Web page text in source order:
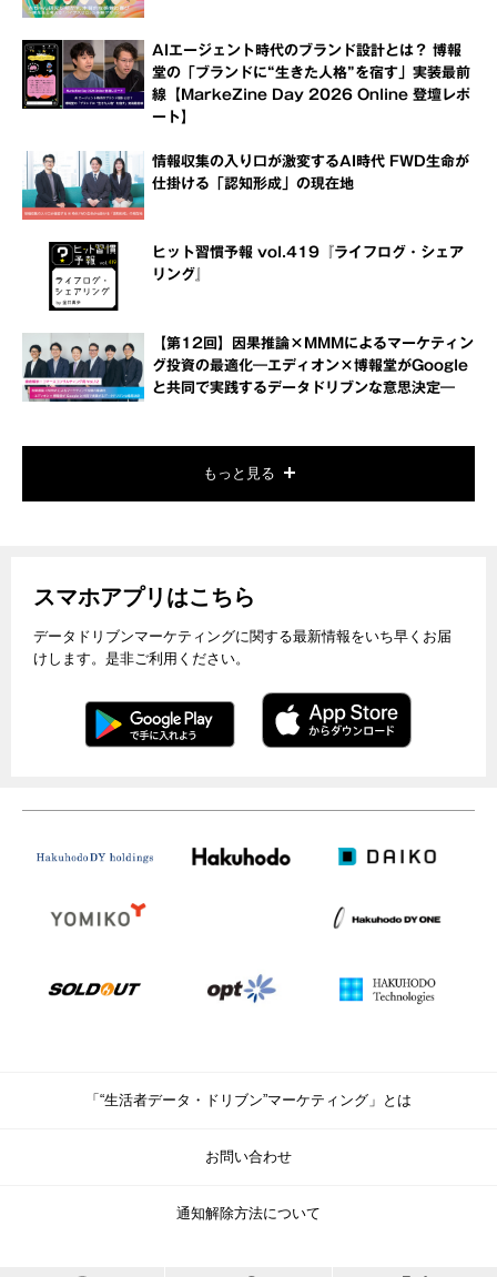
AIエージェント時代のブランド設計とは？ 博報
堂の「ブランドに“生きた人格”を宿す」実装最前
線【MarkeZine Day 2026 Online 登壇レポ
ート】
情報収集の入り口が激変するAI時代 FWD生命が
仕掛ける「認知形成」の現在地
ヒット習慣予報 vol.419『ライフログ・シェア
リング』
【第12回】因果推論×MMMによるマーケティン
グ投資の最適化―エディオン×博報堂がGoogle
と共同で実践するデータドリブンな意思決定―
もっと見る
スマホアプリはこちら
データドリブンマーケティングに関する最新情報をいち早くお届
けします。是非ご利用ください。
「“生活者データ・ドリブン”マーケティング」とは
お問い合わせ
通知解除方法について